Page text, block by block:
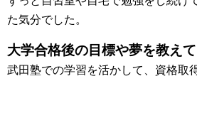
た気分でした。
大学合格後の目標や夢を教えて
武田塾での学習を活かして、資格取